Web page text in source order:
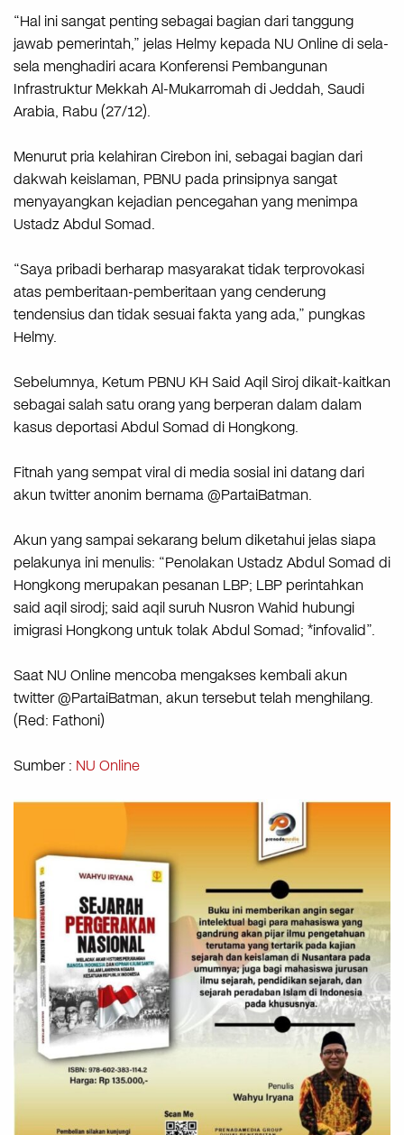
“Hal ini sangat penting sebagai bagian dari tanggung
jawab pemerintah,” jelas Helmy kepada NU Online di sela-
sela menghadiri acara Konferensi Pembangunan
Infrastruktur Mekkah Al-Mukarromah di Jeddah, Saudi
Arabia, Rabu (27/12).
Menurut pria kelahiran Cirebon ini, sebagai bagian dari
dakwah keislaman, PBNU pada prinsipnya sangat
menyayangkan kejadian pencegahan yang menimpa
Ustadz Abdul Somad.
“Saya pribadi berharap masyarakat tidak terprovokasi
atas pemberitaan-pemberitaan yang cenderung
tendensius dan tidak sesuai fakta yang ada,” pungkas
Helmy.
Sebelumnya, Ketum PBNU KH Said Aqil Siroj dikait-kaitkan
sebagai salah satu orang yang berperan dalam dalam
kasus deportasi Abdul Somad di Hongkong.
Fitnah yang sempat viral di media sosial ini datang dari
akun twitter anonim bernama @PartaiBatman.
Akun yang sampai sekarang belum diketahui jelas siapa
pelakunya ini menulis: “Penolakan Ustadz Abdul Somad di
Hongkong merupakan pesanan LBP; LBP perintahkan
said aqil sirodj; said aqil suruh Nusron Wahid hubungi
imigrasi Hongkong untuk tolak Abdul Somad; *infovalid”.
Saat NU Online mencoba mengakses kembali akun
twitter @PartaiBatman, akun tersebut telah menghilang.
(Red: Fathoni)
Sumber : NU Online